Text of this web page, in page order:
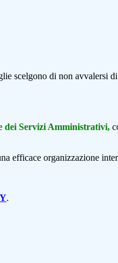
scelgono di non avvalersi
dei Servizi Amministrativi,
efficace organizzazione
.